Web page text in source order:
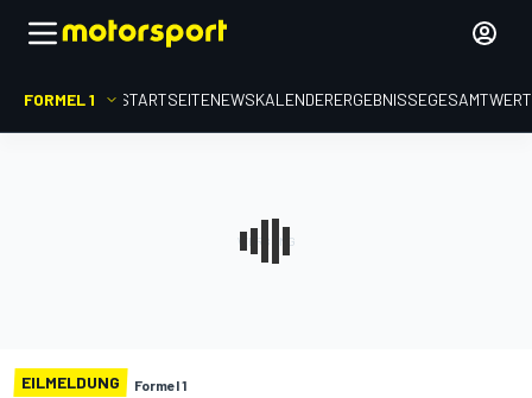
FORMEL 1 STARTSEITENEWSKALENDERERGEBNISSE
EILMELDUNG Formel 1